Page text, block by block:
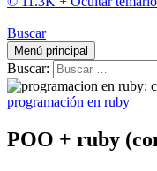
Buscar
Menú principal
Buscar:
programación en ruby
POO + ruby